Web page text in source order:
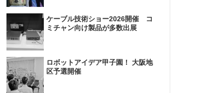
ケーブル技術ショー2026開催 コ
ミチャン向け製品が多数出展
ロボットアイデア甲子園！ 大阪地
区予選開催